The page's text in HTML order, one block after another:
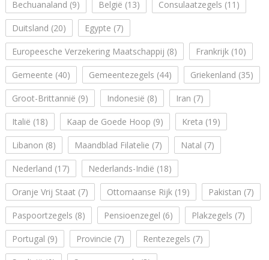
Bechuanaland (9) België (13) Consulaatzegels (11)
Duitsland (20) Egypte (7)
Europeesche Verzekering Maatschappij (8) Frankrijk(10)
Gemeente (40) Gemeentezegels (44) Griekenland (35)
Groot-Brittannië (9) Indonesië (8) Iran (7)
Italië (18) Kaap de Goede Hoop (9) Kreta (19)
Libanon (8) Maandblad Filatelie (7) Natal (7)
Nederland (17) Nederlands-Indië (18)
Oranje Vrij Staat (7) Ottomaanse Rijk(19) Pakistan (7)
Paspoortzegels (8) Pensioenzegel (6) Plakzegels (7)
Portugal (9) Provincie (7) Rentezegels (7)